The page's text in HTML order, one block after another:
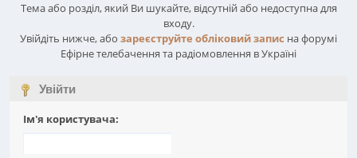
Тема або розділ, який Ви шукайте, відсутній або недоступна для
входу.
Увійдіть нижче, або зареєструйте обліковий запис на форумі
Ефірне телебачення та радіомовлення в Україні
Увійти
Ім'я користувача: